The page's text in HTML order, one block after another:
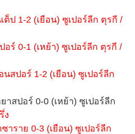
ต็ป 1-2 (เยือน) ซูเปอร์ลีก ตุรกี /
ร์ 0-1 (เหย้า) ซูเปอร์ลีก ตุรกี /
สปอร์ 1-2 (เยือน) ซูเปอร์ลีก
าสปอร์ 0-0 (เหย้า) ซูเปอร์ลีก
ง
าราย 0-3 (เยือน) ซูเปอร์ลีก